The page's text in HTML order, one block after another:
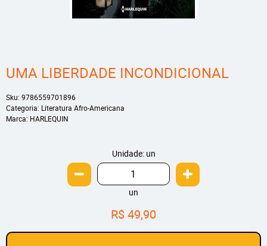
UMA LIBERDADE INCONDICIONAL
Sku: 9786559701896
Categoria: Literatura Afro-Americana
Marca: HARLEQUIN
Unidade: un
un
R$ 49,90